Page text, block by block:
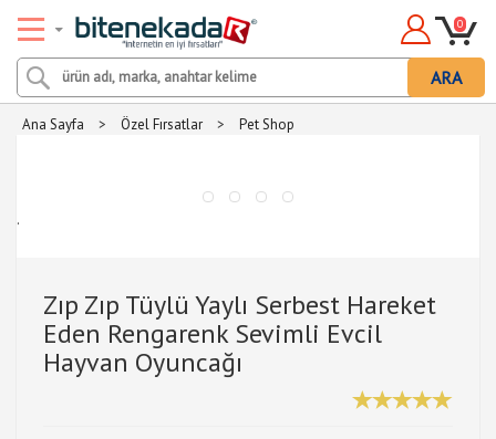
ARA
0
Ana Sayfa > Özel Fırsatlar > Pet Shop
.
Zıp Zıp Tüylü Yaylı Serbest Hareket
Eden Rengarenk Sevimli Evcil
Hayvan Oyuncağı